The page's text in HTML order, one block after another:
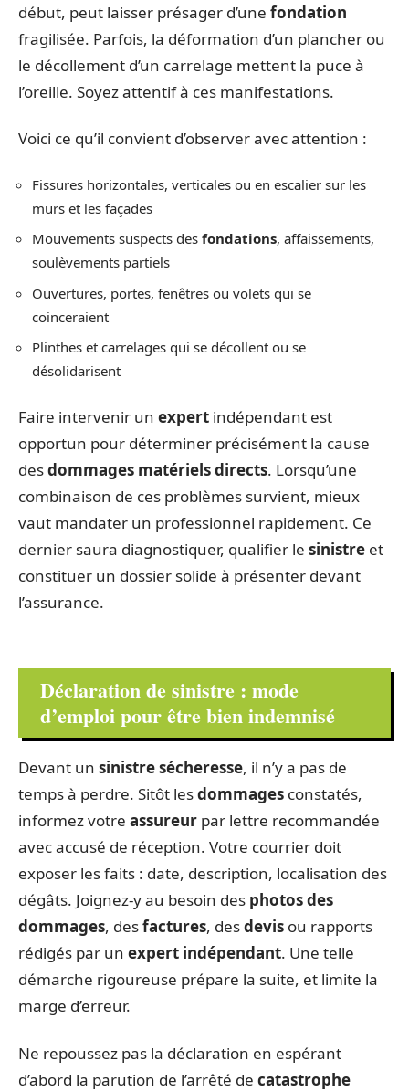
début, peut laisser présager d’une fondation
fragilisée. Parfois, la déformation d’un plancher ou
le décollement d’un carrelage mettent la puce à
l’oreille. Soyez attentif à ces manifestations.
Voici ce qu’il convient d’observer avec attention :
Fissures horizontales, verticales ou en escalier sur les
murs et les façades
Mouvements suspects des fondations, affaissements,
soulèvements partiels
Ouvertures, portes, fenêtres ou volets qui se
coinceraient
Plinthes et carrelages qui se décollent ou se
désolidarisent
Faire intervenir un expert indépendant est
opportun pour déterminer précisément la cause
desdommages matériels directs. Lorsqu’une
combinaison de ces problèmes survient, mieux
vaut mandater un professionnel rapidement. Ce
dernier saura diagnostiquer, qualifier le sinistre et
constituer un dossier solide à présenter devant
l’assurance.
Déclaration de sinistre : mode
d’emploi pour être bien indemnisé
Devant un sinistre sécheresse, il n’y a pas de
temps à perdre. Sitôt lesdommages constatés,
informez votre assureur par lettre recommandée
avec accusé de réception. Votre courrier doit
exposer les faits : date, description, localisation des
dégâts. Joignez-y au besoin des photos des
dommages, desfactures, desdevis ou rapports
rédigés par un expert indépendant. Une telle
démarche rigoureuse prépare la suite, et limite la
marge d’erreur.
Ne repoussez pas la déclaration en espérant
d’abord la parution de l’arrêté de catastrophe